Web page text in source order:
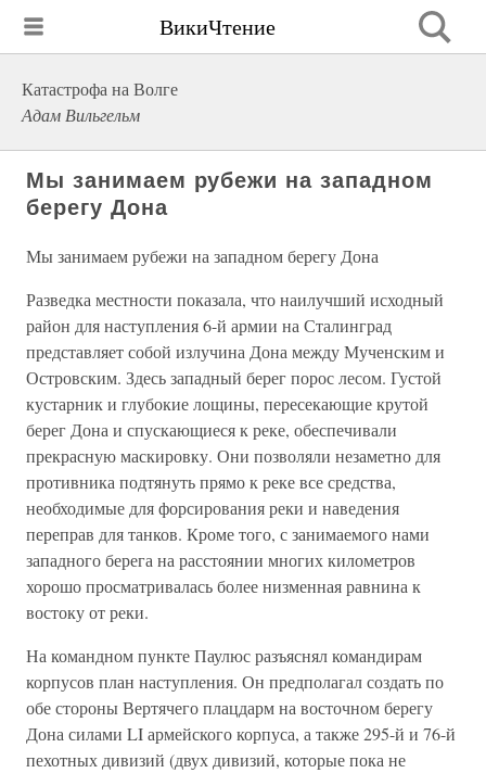
ВикиЧтение
Катастрофа на Волге
Адам Вильгельм
Мы занимаем рубежи на западном
берегу Дона
Мы занимаем рубежи на западном берегу Дона
Разведка местности показала, что наилучший исходный
район для наступления 6-й армии на Сталинград
представляет собой излучина Дона между Мученским и
Островским. Здесь западный берег порос лесом. Густой
кустарник и глубокие лощины, пересекающие крутой
берег Дона и спускающиеся к реке, обеспечивали
прекрасную маскировку. Они позволяли незаметно для
противника подтянуть прямо к реке все средства,
необходимые для форсирования реки и наведения
переправ для танков. Кроме того, с занимаемого нами
западного берега на расстоянии многих километров
хорошо просматривалась более низменная равнина к
востоку от реки.
На командном пункте Паулюс разъяснял командирам
корпусов план наступления. Он предполагал создать по
обе стороны Вертячего плацдарм на восточном берегу
Дона силами LI армейского корпуса, а также 295-й и 76-й
пехотных дивизий (двух дивизий, которые пока не